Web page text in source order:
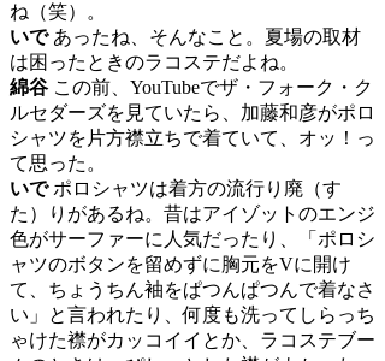
ね（笑）。
いであったね、そんなこと。夏場の取材
は困ったときのラコステだよね。
綿谷 この前、YouTubeでザ・フォーク・ク
ルセダーズを見ていたら、加藤和彦がポロ
シャツを片方襟立ちで着ていて、オッ！っ
て思った。
いでポロシャツは着方の流行り廃（す
た）りがあるね。昔はアイゾットのエンジ
色がサーファーに人気だったり、「ポロシ
ャツのボタンを留めずに胸元をVに開け
て、ちょうちん袖をぱつんぱつんで着なさ
い」と言われたり、何度も洗ってしらっち
ゃけた襟がカッコイイとか、ラコステブー